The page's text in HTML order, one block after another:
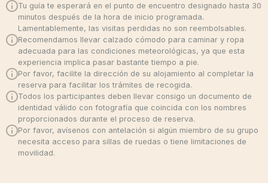
Tu guía te esperará en el punto de encuentro designado hasta 30
minutos después de la hora de inicio programada.
Lamentablemente, las visitas perdidas no son reembolsables.
Recomendamos llevar calzado cómodo para caminar y ropa
adecuada para las condiciones meteorológicas, ya que esta
experiencia implica pasar bastante tiempo a pie.
Por favor, facilite la dirección de su alojamiento al completar la
reserva para facilitar los trámites de recogida.
Todos los participantes deben llevar consigo un documento de
identidad válido con fotografía que coincida con los nombres
proporcionados durante el proceso de reserva.
Por favor, avísenos con antelación si algún miembro de su grupo
necesita acceso para sillas de ruedas o tiene limitaciones de
movilidad.